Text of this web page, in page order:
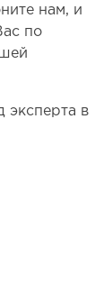
нам, и
по
эксперта в